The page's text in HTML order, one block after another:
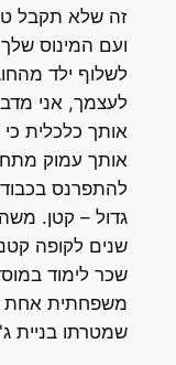
זה שלא תקבל
ועם המינוס
לשלוף ילד
לעצמך, אני מדבר
אותך כלכלית כי
אותך עמוק
להתפרנס בכבוד
גדול – קטן.
שנים לקופה
שכר לימוד
משפחתית אחת
שמטרתו בניית